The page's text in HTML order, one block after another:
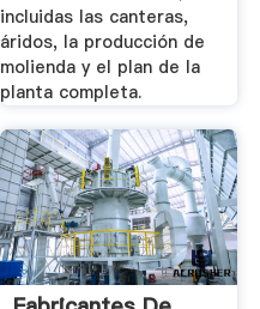
incluidas las canteras,
áridos, la producción de
molienda y el plan de la
planta completa.